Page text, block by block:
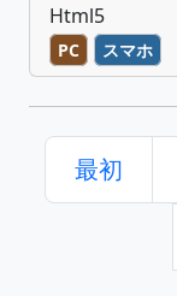
Html5
PC スマホ
最初